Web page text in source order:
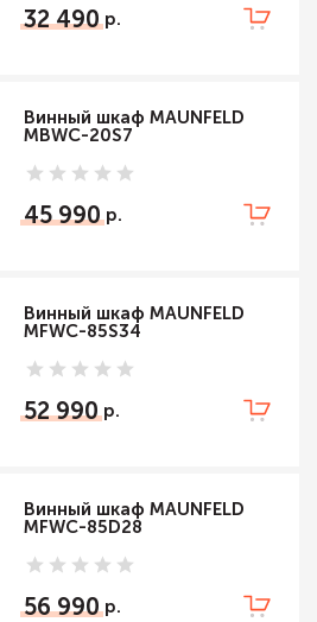
32 490
Винный шкаф MAUNFELD
MBWC-20S7
45 990
Винный шкаф MAUNFELD
MFWC-85S34
52 990
Винный шкаф MAUNFELD
MFWC-85D28
56 990